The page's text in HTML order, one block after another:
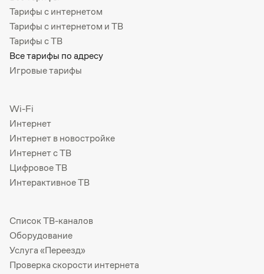
Тарифы с интернетом
Тарифы с интернетом и ТВ
Тарифы с ТВ
Все тарифы по адресу
Игровые тарифы
Wi-Fi
Интернет
Интернет в новостройке
Интернет с ТВ
Цифровое ТВ
Интерактивное ТВ
Список ТВ-каналов
Оборудование
Услуга «Переезд»
Проверка скорости интернета